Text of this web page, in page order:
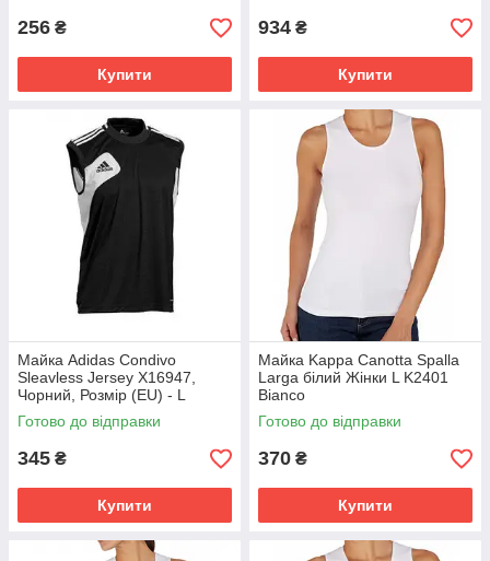
256 ₴
Купити
934 ₴
Купити
Майка Adidas Condivo
Sleavless Jersey X16947,
Чорний, Розмір (EU) - L
Готово до відправки
345 ₴
Купити
Майка Kappa Canotta Spalla
Larga білий Жінки L K2401
Bianco
Готово до відправки
370 ₴
Купити